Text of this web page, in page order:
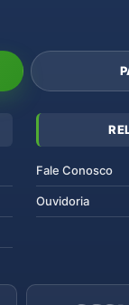
Fale Conosco
Ouvidoria